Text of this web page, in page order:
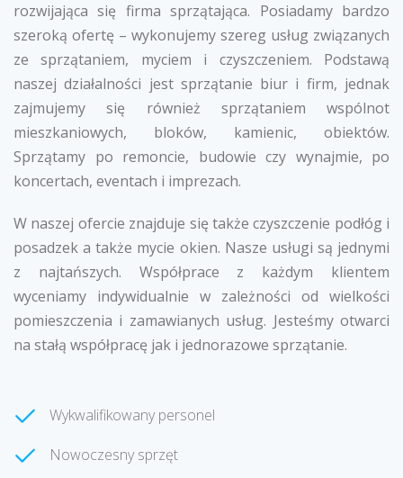
rozwijająca się firma sprzątająca. Posiadamy bardzo
szeroką ofertę – wykonujemy szereg usług związanych
ze sprzątaniem, myciem i czyszczeniem. Podstawą
naszej działalności jest sprzątanie biur i firm, jednak
zajmujemy się również sprzątaniem wspólnot
mieszkaniowych, bloków, kamienic, obiektów.
Sprzątamy po remoncie, budowie czy wynajmie, po
koncertach, eventach i imprezach.
W naszej ofercie znajduje się także czyszczenie podłóg i
posadzek a także mycie okien. Nasze usługi są jednymi
z najtańszych. Współprace z każdym klientem
wyceniamy indywidualnie w zależności od wielkości
pomieszczenia i zamawianych usług. Jesteśmy otwarci
na stałą współpracę jak i jednorazowe sprzątanie.
Wykwalifikowany personel
Nowoczesny sprzęt